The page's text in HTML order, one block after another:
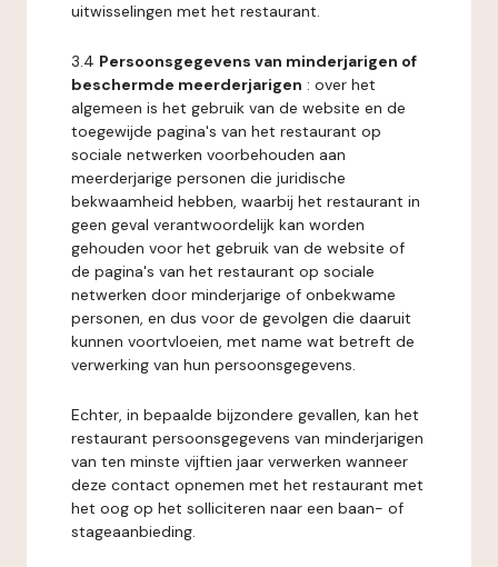
uitwisselingen met het restaurant.
3.4 Persoonsgegevens van minderjarigen of
beschermde meerderjarigen : over het
algemeen is het gebruik van de website en de
toegewijde pagina's van het restaurant op
sociale netwerken voorbehouden aan
meerderjarige personen die juridische
bekwaamheid hebben, waarbij het restaurant in
geen geval verantwoordelijk kan worden
gehouden voor het gebruik van de website of
de pagina's van het restaurant op sociale
netwerken door minderjarige of onbekwame
personen, en dus voor de gevolgen die daaruit
kunnen voortvloeien, met name wat betreft de
verwerking van hun persoonsgegevens.
Echter, in bepaalde bijzondere gevallen, kan het
restaurant persoonsgegevens van minderjarigen
van ten minste vijftien jaar verwerken wanneer
deze contact opnemen met het restaurant met
het oog op het solliciteren naar een baan- of
stageaanbieding.